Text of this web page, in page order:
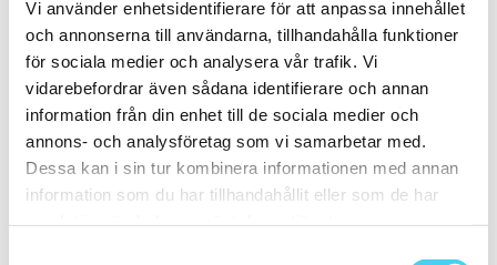
Vi använder enhetsidentifierare för att anpassa innehållet
och annonserna till användarna, tillhandahålla funktioner
för sociala medier och analysera vår trafik. Vi
vidarebefordrar även sådana identifierare och annan
information från din enhet till de sociala medier och
annons- och analysföretag som vi samarbetar med.
Dessa kan i sin tur kombinera informationen med annan
information som du har tillhandahållit eller som de har
30x20 cm(1)
ca 30x30 cm(13)
30x30 cm(13)
ca 30x60 cm(16)
30x60 cm(16)
ca 35x
(1)
33.3x55 cm (1)
ca 40x(8)
40x10 cm(2)
40x20 cm
(1)
40x25 cm(5)
ca 45x(1)